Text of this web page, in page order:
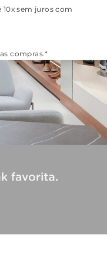
sem juros com
compras.*